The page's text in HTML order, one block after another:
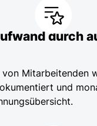
durch
von Mitarbeitenden
und